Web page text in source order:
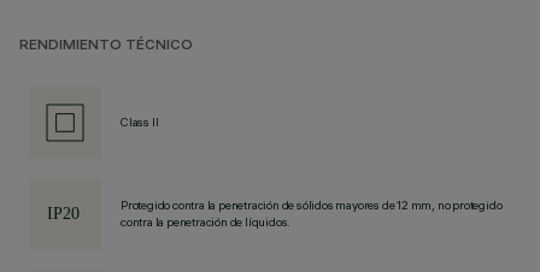
RENDIMIENTO TÉCNICO
Class II
Protegido contra la penetración de sólidos mayores de 12 mm, no protegido
contra la penetración de líquidos.